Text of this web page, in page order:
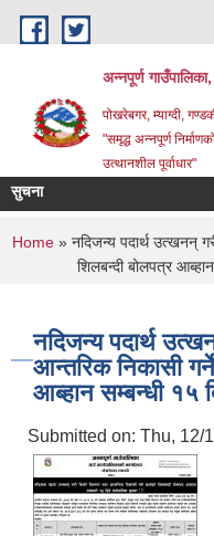
Skip to main content
अन्‍नपूर्ण
पोखरेबगर, म्याग्दी,
"समृद्ध अन्‍नपूर्ण
उत्थानशील पूर्वाधार"
सुचना
You are here
Home » नदिजन्य पदार्थ उत्खनन्
शिलबन्दी बोलपत्र
नदिजन्य पदार्थ
आन्तरिक निकासी
आब्हान सम्बन्धी १५
Submitted on: Thu, 12/